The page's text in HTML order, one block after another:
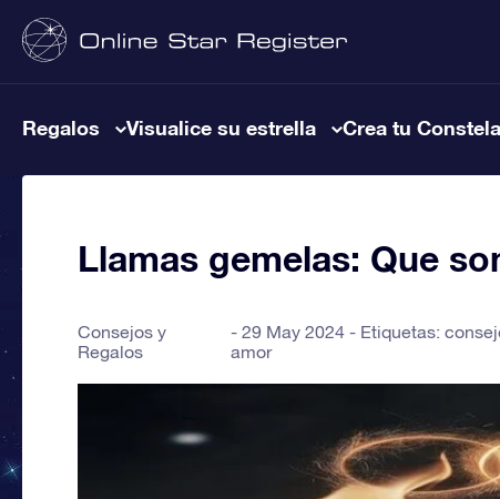
Regalos Visualice su estrella Crea tu
Llamas gemelas: Que
Consejos y
Regalos
29 May 2024 - Etiquetas:
amor